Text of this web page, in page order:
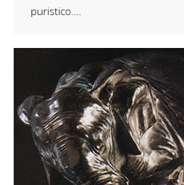
puristico.…